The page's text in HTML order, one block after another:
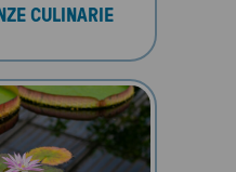
CULINARIE